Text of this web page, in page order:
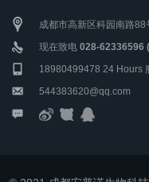
成都市高新区科园南路
现在致电 028-62336596
18980499478 24 Hours
544383620@qq.com